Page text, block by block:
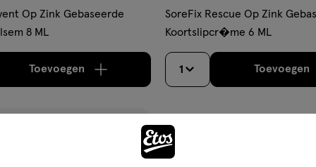
Op Zink Gebaseerde
8 ML
Toevoegenverhoog aantal met één, Bijna uitverkocht!Er
crème
SoreFix Rescue Op Zink
Koortslipcr�me 6 ML
1 Toevoegen